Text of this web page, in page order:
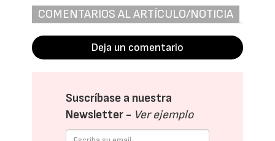
COMENTARIOS AL ARTÍCULO/NOTICIA
Deja un comentario
Suscríbase a nuestra
Newsletter - Ver ejemplo